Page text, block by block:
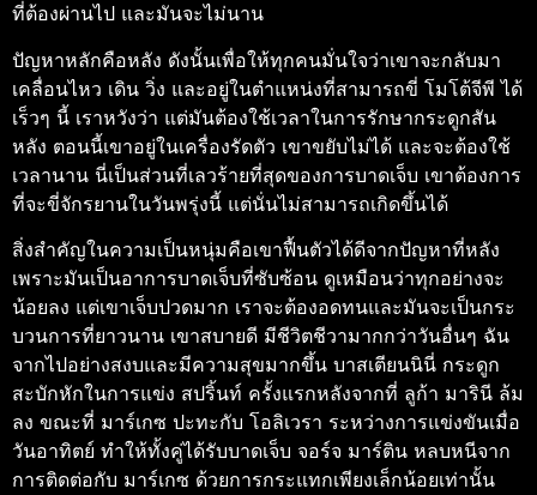
ที่ต้องผ่านไป และมันจะไม่นาน
ปัญหาหลักคือหลัง ดังนั้นเพื่อให้ทุกคนมั่นใจว่าเขาจะกลับมา
เคลื่อนไหว เดิน วิ่ง และอยู่ในตำแหน่งที่สามารถขี่ โมโต้จีพี ได้
เร็วๆ นี้ เราหวังว่า แต่มันต้องใช้เวลาในการรักษากระดูกสัน
หลัง ตอนนี้เขาอยู่ในเครื่องรัดตัว เขาขยับไม่ได้ และจะต้องใช้
เวลานาน นี่เป็นส่วนที่เลวร้ายที่สุดของการบาดเจ็บ เขาต้องการ
ที่จะขี่จักรยานในวันพรุ่งนี้ แต่นั่นไม่สามารถเกิดขึ้นได้
สิ่งสำคัญในความเป็นหนุ่มคือเขาฟื้นตัวได้ดีจากปัญหาที่หลัง
เพราะมันเป็นอาการบาดเจ็บที่ซับซ้อน ดูเหมือนว่าทุกอย่างจะ
น้อยลง แต่เขาเจ็บปวดมาก เราจะต้องอดทนและมันจะเป็นกระ
บวนการที่ยาวนาน เขาสบายดี มีชีวิตชีวามากกว่าวันอื่นๆ ฉัน
จากไปอย่างสงบและมีความสุขมากขึ้น บาสเตียนนินี่ กระดูก
สะบักหักในการแข่ง สปริ้นท์ ครั้งแรกหลังจากที่ ลูก้า มารินี ล้ม
ลง ขณะที่ มาร์เกซ ปะทะกับ โอลิเวรา ระหว่างการแข่งขันเมื่อ
วันอาทิตย์ ทำให้ทั้งคู่ได้รับบาดเจ็บ จอร์จ มาร์ติน หลบหนีจาก
การติดต่อกับ มาร์เกซ ด้วยการกระแทกเพียงเล็กน้อยเท่านั้น